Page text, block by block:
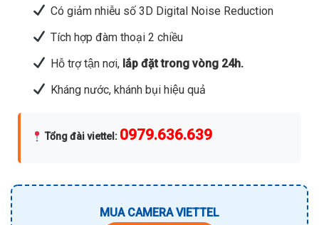
Có giảm nhiễu số 3D Digital Noise Reduction
Tích hợp đàm thoại 2 chiều
Hỗ trợ tận nơi,lắp đặt trong vòng 24h.
Kháng nước, khánh bụi hiệu quả
Tổng đài viettel : 0979.636.639
MUA CAMERA VIETTEL